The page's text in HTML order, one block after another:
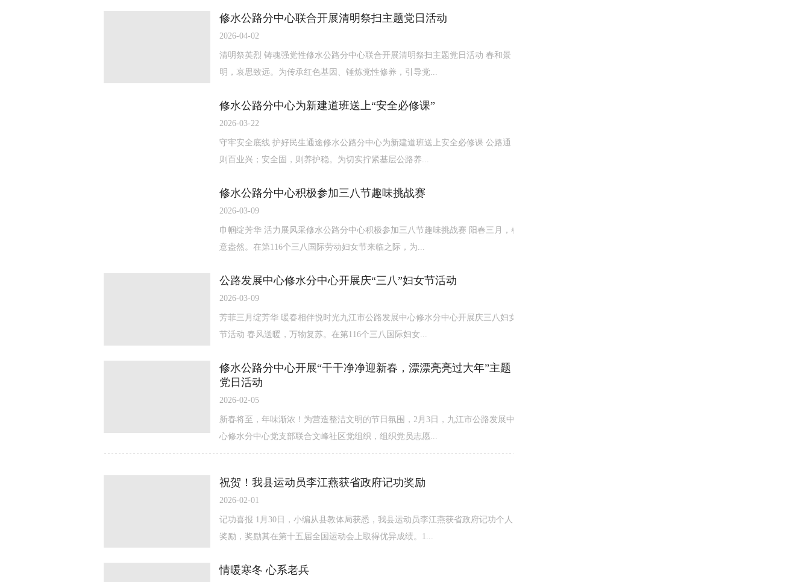
修水公路分中心联合开展清明祭扫主题党日活动
2026-04-02
清明祭英烈 铸魂强党性修水公路分中心联合开展清明祭扫主题党日活动 春和景
明，哀思致远。为传承红色基因、锤炼党性修养，引导党...
修水公路分中心为新建道班送上“安全必修课”
2026-03-22
守牢安全底线 护好民生通途修水公路分中心为新建道班送上安全必修课 公路通，
则百业兴；安全固，则养护稳。为切实拧紧基层公路养...
修水公路分中心积极参加三八节趣味挑战赛
2026-03-09
巾帼绽芳华 活力展风采修水公路分中心积极参加三八节趣味挑战赛 阳春三月，春
意盎然。在第116个三八国际劳动妇女节来临之际，为...
公路发展中心修水分中心开展庆“三八”妇女节活动
2026-03-09
芳菲三月绽芳华 暖春相伴悦时光九江市公路发展中心修水分中心开展庆三八妇女
节活动 春风送暖，万物复苏。在第116个三八国际妇女...
修水公路分中心开展“干干净净迎新春，漂漂亮亮过大年”主题
党日活动
2026-02-05
新春将至，年味渐浓！为营造整洁文明的节日氛围，2月3日，九江市公路发展中
心修水分中心党支部联合文峰社区党组织，组织党员志愿...
祝贺！我县运动员李江燕获省政府记功奖励
2026-02-01
记功喜报 1月30日，小编从县教体局获悉，我县运动员李江燕获省政府记功个人
奖励，奖励其在第十五届全国运动会上取得优异成绩。1...
情暖寒冬 心系老兵